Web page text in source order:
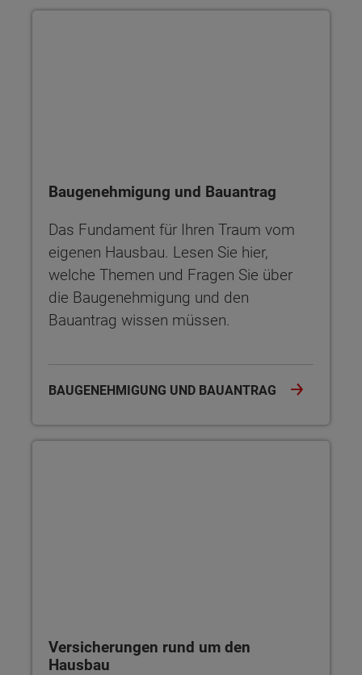
Baugenehmigung und Bauantrag
Das Fundament für Ihren Traum vom
eigenen Hausbau. Lesen Sie hier,
welche Themen und Fragen Sie über
die Baugenehmigung und den
Bauantrag wissen müssen.
BAUGENEHMIGUNG UND BAUANTRAG
Versicherungen rund um den
Hausbau